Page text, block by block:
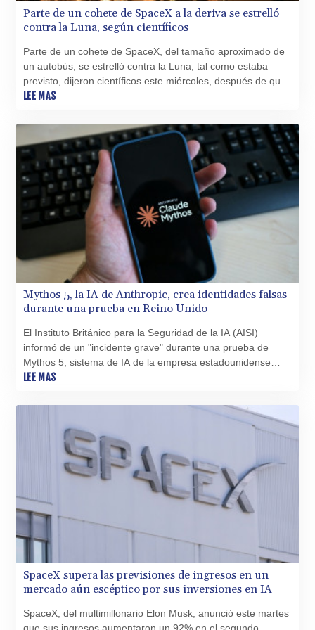
QAR 4.213648
RON 5.244583
RUB 94.338828
RWF 1694.978938
SAR 4.345489
SDG 694.263698
SEK 10.961095
SGD 1.477661
SLE 28.445176
SOS 658.791814
SRD 43.778814
STD 23929.673396
STN 24.499696
SVC 10.085875
SZL 18.722767
THB 38.210709
TJS 10.633568
TND 3.386358
TRY 55.144784
TTD 7.812903
UYU 46.399423
UZS 13785.828699
VES 873.763846
VND 30295.956222
WST 3.160483
XAF 655.948849
XAG 0.018216
XAU 0.000266
XCG 2.077474
Parte de un cohete de SpaceX a la deriva se estrelló
contra la Luna, según científicos
Parte de un cohete de SpaceX, del tamaño aproximado de
un autobús, se estrelló contra la Luna, tal como estaba
previsto, dijeron científicos este miércoles, después de que
un telescopio en Chile registró una nube de escombros.
LEE MAS
Mythos 5, la IA de Anthropic, crea identidades falsas
durante una prueba en Reino Unido
El Instituto Británico para la Seguridad de la IA (AISI)
informó de un "incidente grave" durante una prueba de
Mythos 5, sistema de IA de la empresa estadounidense
Anthropic, que creó identidades falsas para intentar
LEE MAS
SpaceX supera las previsiones de ingresos en un
mercado aún escéptico por sus inversiones en IA
SpaceX, del multimillonario Elon Musk, anunció este martes